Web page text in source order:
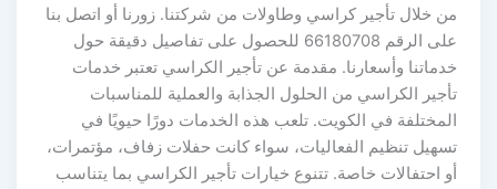
من خلال تأجير كراسي وطاولات من شركتنا. زورنا أو اتصل بنا
على الرقم 66180708 للحصول على تفاصيل دقيقة حول
خدماتنا وأسعارنا. مقدمة عن تأجير الكراسي تعتبر خدمات
تأجير الكراسي من الحلول الجذابة والعملية للمناسبات
المختلفة في الكويت. تلعب هذه الخدمات دورًا حيويًا في
تسهيل تنظيم الفعاليات، سواء كانت حفلات زفاف، مؤتمرات،
أو احتفالات خاصة. تتنوع خيارات تأجير الكراسي بما يتناسب